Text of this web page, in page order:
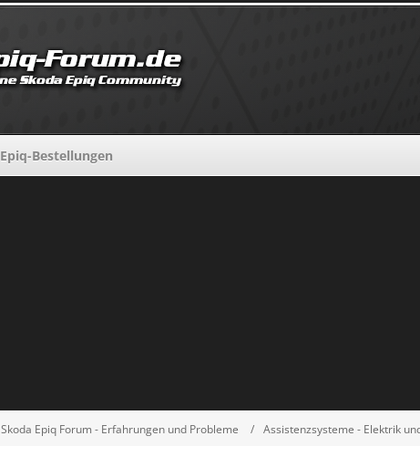
Epiq-Bestellungen
Skoda Epiq Forum - Erfahrungen und Probleme Assistenzsysteme - Elektrik